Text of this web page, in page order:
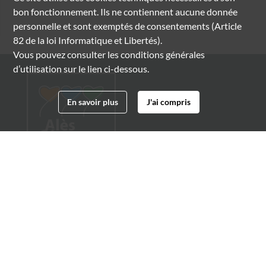
bon fonctionnement. Ils ne contiennent aucune donnée
personnelle et sont exemptés de consentements (Article
82 de la loi Informatique et Libertés).
Vous pouvez consulter les conditions générales
d’utilisation sur le lien ci-dessous.
En savoir plus J'ai compris